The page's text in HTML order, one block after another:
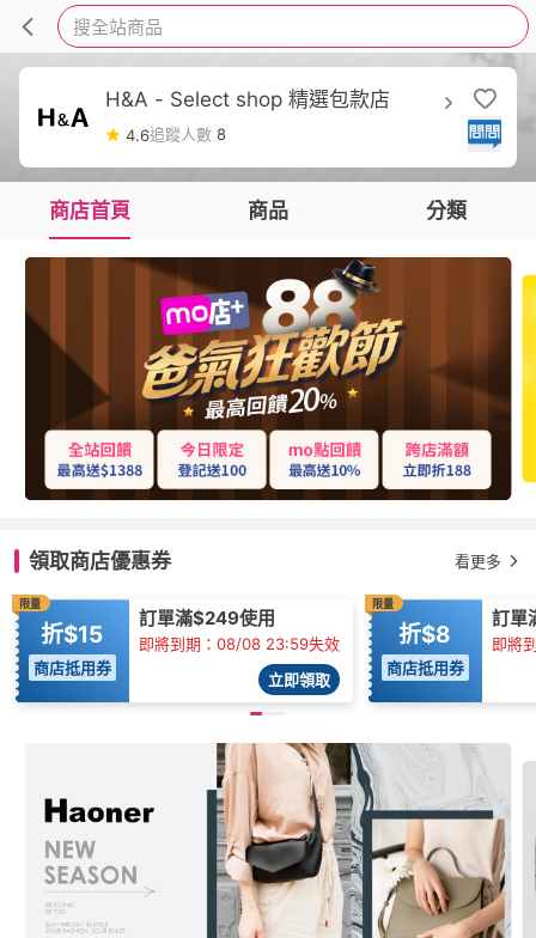
搜全站商品
H&A - Select shop 精選包款店
4.6追蹤人數 8
商店首頁 商品 分類
領取商店優惠券 看更多
限量
折$15
商店抵用券
訂單滿$249使用
即將到期：08/08 23:59失效
立即領取
限量
折$8
商店抵用券
訂單
即將